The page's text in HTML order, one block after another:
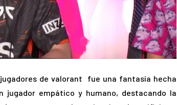
de valorant fue una fantasía hecha
jugador empático y humano, destacando la